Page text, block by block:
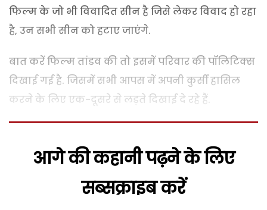
फिल्म के जो भी विवादित सीन है जिसे लेकर विवाद हो रहा
है, उन सभी सीन को हटाए जाएंगे.
बात करें फिल्म तांडव की तो इसमें परिवार की पॉलिटिक्स
दिखाई गई है. जिसमें सभी आपस में अपनी कुर्सी हासिल
करने के लिए एक-दूसरे से लड़ते दिखाई दे रहे हैं.
आगे की कहानी पढ़ने के लिए
सब्सक्राइब करें